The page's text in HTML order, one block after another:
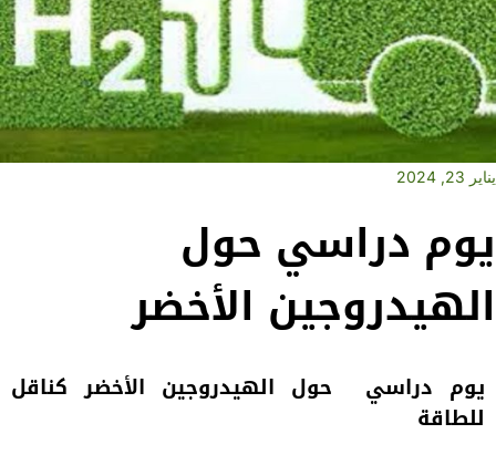
يناير 23, 2024
يوم دراسي حول
الهيدروجين الأخضر
يوم دراسي حول الهيدروجين الأخضر كناقل
للطاقة